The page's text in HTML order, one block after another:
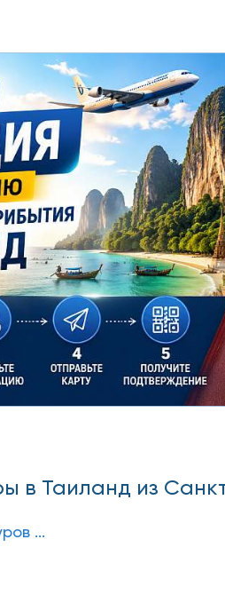
в Таиланд из
...